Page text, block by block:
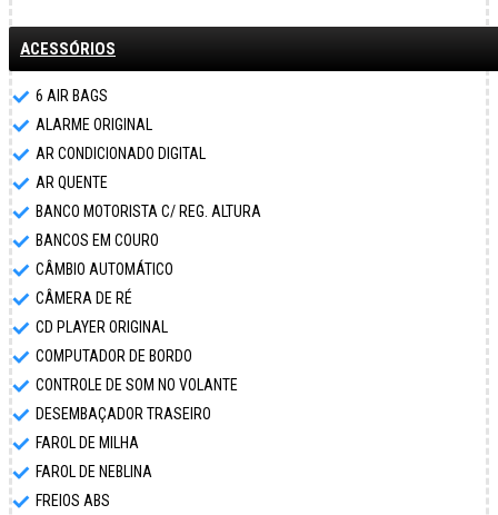
ACESSÓRIOS
6 AIR BAGS
ALARME ORIGINAL
AR CONDICIONADO DIGITAL
AR QUENTE
BANCO MOTORISTA C/ REG. ALTURA
BANCOS EM COURO
CÂMBIO AUTOMÁTICO
CÂMERA DE RÉ
CD PLAYER ORIGINAL
COMPUTADOR DE BORDO
CONTROLE DE SOM NO VOLANTE
DESEMBAÇADOR TRASEIRO
FAROL DE MILHA
FAROL DE NEBLINA
FREIOS ABS